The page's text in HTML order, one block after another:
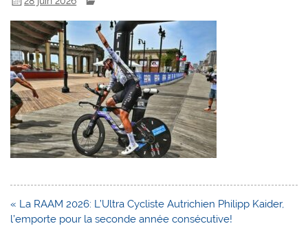
Navigation
de
« La RAAM 2026: L’Ultra Cycliste Autrichien Philipp Kaider,
l’emporte pour la seconde année consécutive!